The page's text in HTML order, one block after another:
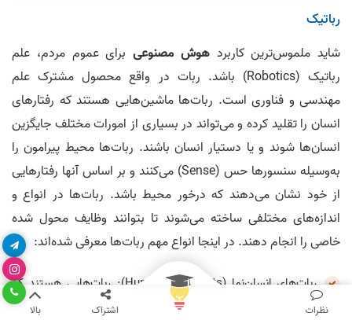
نظرات اشتراک بالا
رباتیک
شاید ملموس‌ترین کاربردهوش مصنوعی برای عموم مردم، علم
رباتیک (Robotics) باشد. ربات در واقع محصول مشترک علم
مهندسی و فناوری است. ربات‌ها ماشین‌هایی هستند که رفتارهای
انسان را تقلید کرده و می‌تواند در بسیاری از امورات مختلف جایگزین
انسان‌ها شوند و یا دستیار انسان باشند. ربات‌ها محیط پیرامون را
به‌وسیله سنسورها حس (Sense) می‌کنند و بر اساس آنها رفتارهایی
از خود نشان می‌دهند که درخور محیط باشد. ربات‌ها در انواع و
اندازه‌های مختلفی ساخته می‌شوند تا بتوانند وظایف محول شده
خاصی را انجام دهند. در اینجا انواع مهم ربات‌ها معرفی شده‌اند:
ربات‌های انسان‌نما (Humanoid Robots): ربات‌هایی هستند که
شبیه به انسان ساخته شده‌اند و کارهای انسان را تقلید می‌کنند. این